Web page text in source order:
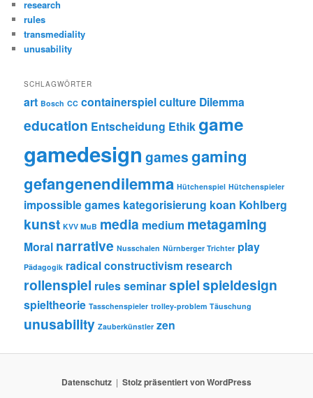
research
rules
transmediality
unusability
SCHLAGWÖRTER
art Bosch CC containerspielculture Dilemma
education Entscheidung Ethikgame
gamedesign gamesgaming
gefangenendilemma Hütchenspiel Hütchenspieler
impossible games kategorisierung koan Kohlberg
kunst KVV MuB media medium metagaming
Moral narrative Nusschalen Nürnberger Trichter play
Pädagogik radical constructivism research
rollenspiel rulesseminarspielspieldesign
spieltheorie Tasschenspieler trolley-problem Täuschung
unusability Zauberkünstler zen
Datenschutz Stolz präsentiert von WordPress